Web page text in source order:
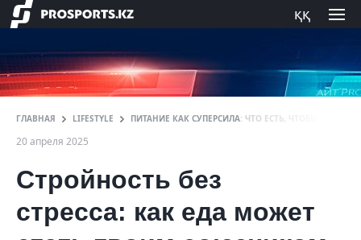
ққ
ГЛАВНАЯ LIFESTYLE ПИТАНИЕ КАК СУПЕРСИЛА: ЧТО ЕСТЬ, ЧТОБЫ БЫТЬ В
20 апреля 2025
Стройность без
стресса: как еда может